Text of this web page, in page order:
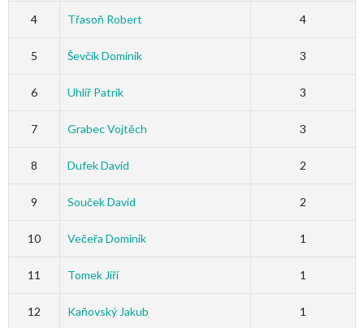
4 Třasoň Robert 4
5 Ševčík Dominik 3
6 Uhlíř Patrik 3
7 Grabec Vojtěch 3
8 Dufek David 2
9 Souček David 2
10 Večeřa Dominik 1
11 Tomek Jiří 1
12 Kaňovský Jakub 1